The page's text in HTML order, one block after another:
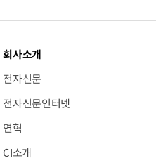
회사소개
전자신문
전자신문인터넷
연혁
CI소개